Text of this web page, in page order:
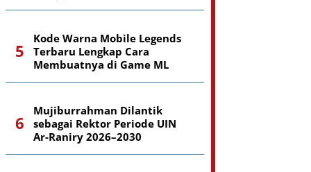
Kode Warna Mobile Legends
Terbaru Lengkap Cara
Membuatnya di Game ML
Mujiburrahman Dilantik
sebagai Rektor Periode UIN
Ar-Raniry 2026–2030